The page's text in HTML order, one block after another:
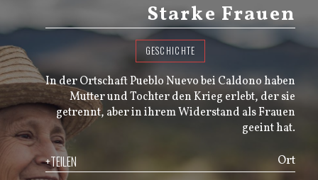
Starke Frauen
GESCHICHTE
In der Ortschaft Pueblo Nuevo bei Caldono haben
Mutter und Tochter den Krieg erlebt, der sie
getrennt, aber in ihrem Widerstand als Frauen
geeint hat.
Ort
+TEILEN